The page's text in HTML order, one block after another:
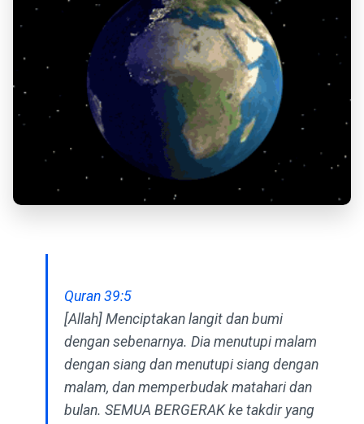
Quran 39:5
[Allah] Menciptakan langit dan bumi
dengan sebenarnya. Dia menutupi malam
dengan siang dan menutupi siang dengan
malam, dan memperbudak matahari dan
bulan. SEMUA BERGERAK ke takdir yang